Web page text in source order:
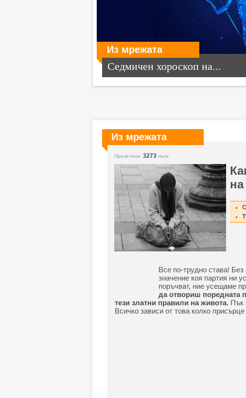
Из мрежата
Седмичен хороскоп на...
Из мрежата
Прочетена: 3273пъти
Все по-трудно става!
значение коя партия ни
поръчват, ние усещаме
да отвориш поредната
тези златни правили на живота.Пък
Всичко зависи от това колко